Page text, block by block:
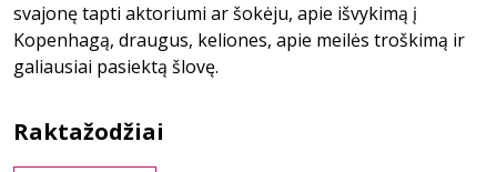
svajonę tapti aktoriumi ar šokėju, apie išvykimą į
Kopenhagą, draugus, keliones, apie meilės troškimą ir
galiausiai pasiektą šlovę.
Raktažodžiai